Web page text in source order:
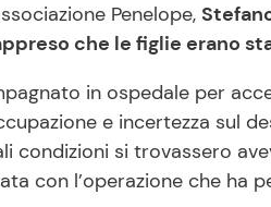
Penelope,
che le figlie erano
in ospedale per
e incertezza sul
condizioni si trovassero
con l’operazione che ha